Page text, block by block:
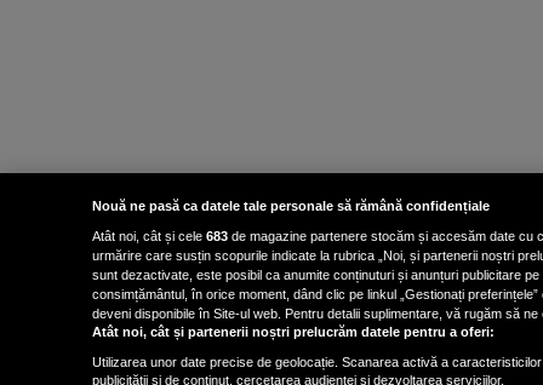
Nouă ne pasă ca datele tale personale să rămână confidențiale
Atât noi, cât și cele 683 de magazine partenere stocăm și accesăm date cu
urmărire care susțin scopurile indicate la rubrica „Noi, și partenerii noștri
sunt dezactivate, este posibil ca anumite conținuturi și anunțuri publicitare
consimțământul, în orice moment, dând clic pe linkul „Gestionați
deveni disponibile în Site-ul web. Pentru detalii suplimentare, vă rugăm să
Atât noi, cât și partenerii noștri prelucrăm datele pentru a oferi:
Utilizarea unor date precise de geolocație. Scanarea activă a
publicității și de conținut, cercetarea audienței și dezvoltarea serviciilor.